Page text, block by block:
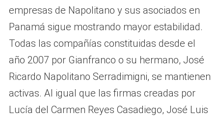
empresas de Napolitano y sus asociados en
Panamá sigue mostrando mayor estabilidad.
Todas las compañías constituidas desde el
año 2007 por Gianfranco o su hermano, José
Ricardo Napolitano Serradimigni, se mantienen
activas. Al igual que las firmas creadas por
Lucía del Carmen Reyes Casadiego, José Luis